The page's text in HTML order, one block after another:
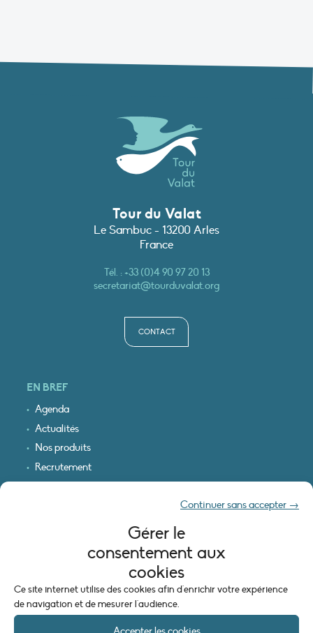
Gérer le
consentement aux
cookies
Ce site internet utilise des cookies afin d'enrichir votre expérience
de navigation et de mesurer l'audience.
Continuer sans accepter →
Tour du Valat
Le Sambuc - 13200 Arles
France
Tél. :+33 (0)4 90 97 20 13
secretariat@tourduvalat.org
CONTACT
EN BREF
Agenda
Actualités
Nos produits
Recrutement
INFORMATIONS LÉGALES
Mentions légales
Politique de cookies (UE)